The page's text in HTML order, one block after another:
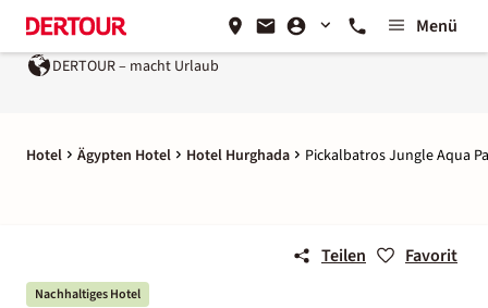
Menü
DERTOUR – macht Urlaub
Hotel Ägypten Hotel Hotel Hurghada Pickalbatros Jungle Aqua
Teilen Favorit
Nachhaltiges Hotel